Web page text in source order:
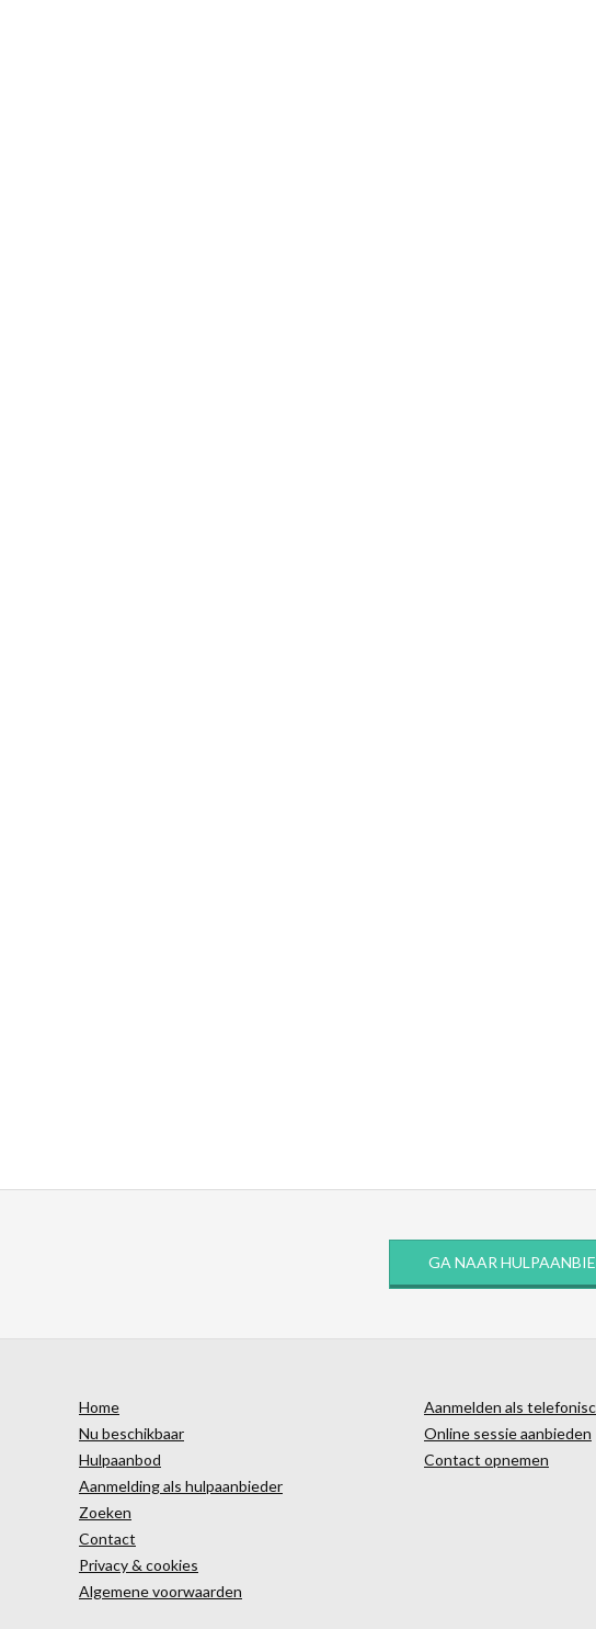
GA NAAR
Home
Nu beschikbaar
Hulpaanbod
Aanmelding als hulpaanbieder
Zoeken
Contact
Privacy & cookies
Algemene voorwaarden
Aanmelden als
Online sessie aanbieden
Contact opnemen